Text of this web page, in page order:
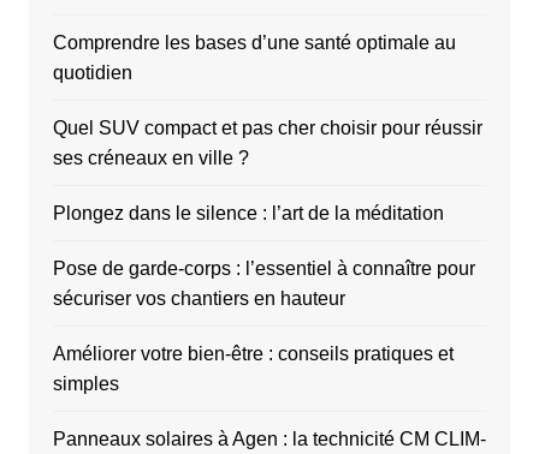
Comprendre les bases d’une santé optimale au
quotidien
Quel SUV compact et pas cher choisir pour réussir
ses créneaux en ville ?
Plongez dans le silence : l’art de la méditation
Pose de garde-corps : l’essentiel à connaître pour
sécuriser vos chantiers en hauteur
Améliorer votre bien-être : conseils pratiques et
simples
Panneaux solaires à Agen : la technicité CM CLIM-